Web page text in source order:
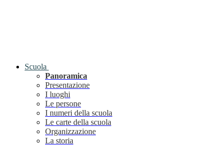
Scuola
Panoramica
Presentazione
I luoghi
Le persone
I numeri della scuola
Le carte della scuola
Organizzazione
La storia